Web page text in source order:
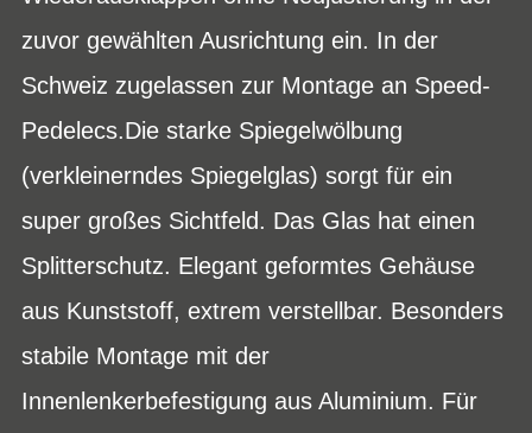
zuvor gewählten Ausrichtung ein. In der
Schweiz zugelassen zur Montage an Speed-
Pedelecs.Die starke Spiegelwölbung
(verkleinerndes Spiegelglas) sorgt für ein
super großes Sichtfeld. Das Glas hat einen
Splitterschutz. Elegant geformtes Gehäuse
aus Kunststoff, extrem verstellbar. Besonders
stabile Montage mit der
Innenlenkerbefestigung aus Aluminium. Für